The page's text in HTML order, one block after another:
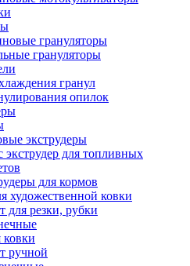
грануляторы
грануляторы
гранул
опилок
экструдеры
экструдер для топливных
для кормов
художественной ковки
для резки, рубки
ковки
ручной